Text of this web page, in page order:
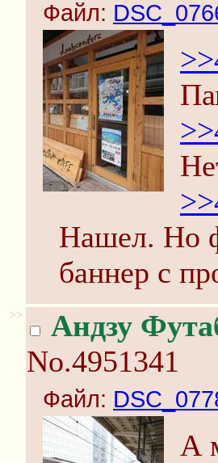
Файл:
Нашел. Но
баннер с
>> Андзу
No.4951341
Файл:
А